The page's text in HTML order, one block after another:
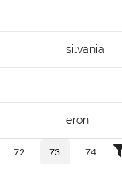
silvania
eron
72 73 74